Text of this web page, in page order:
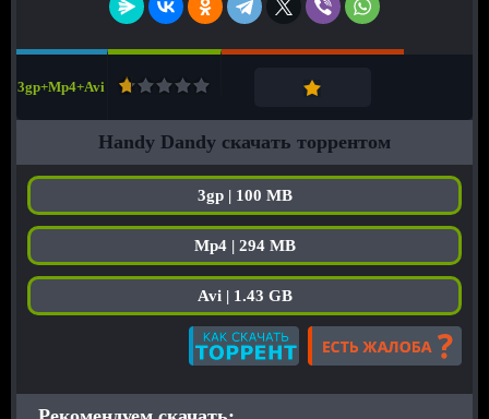
3gp+Mp4+Avi
Handy Dandy скачать торрентом
3gp | 100 MB
Mp4 | 294 MB
Avi | 1.43 GB